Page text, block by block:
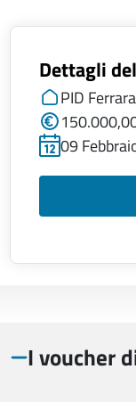
Dettagli
PID
09
I voucher